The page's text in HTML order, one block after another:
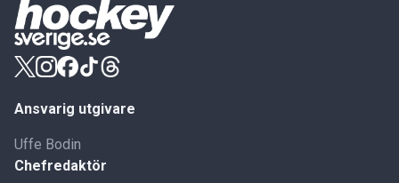
Ansvarig utgivare
Uffe Bodin
Chefredaktör